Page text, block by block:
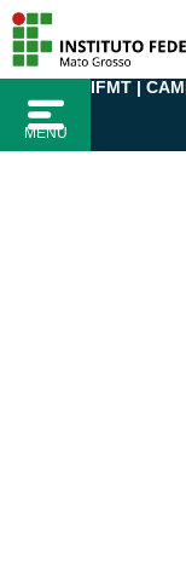
para
conteúdo
MENU
IFMT |